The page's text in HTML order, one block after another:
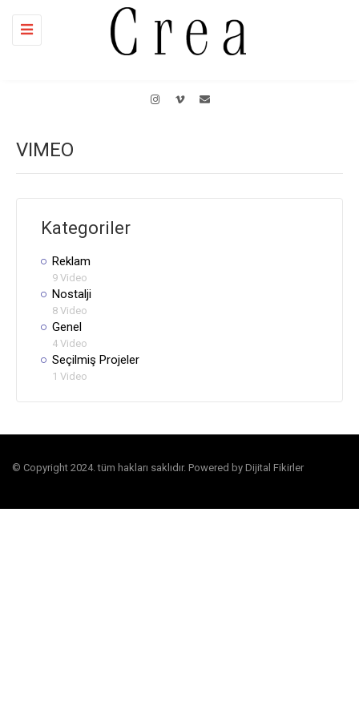
Toggle
navigation
VIMEO
Kategoriler
Reklam
9 Video
Nostalji
8 Video
Genel
4 Video
Seçilmiş Projeler
1 Video
© Copyright 2024. tüm hakları saklıdır. Powered by Dijital Fikirler